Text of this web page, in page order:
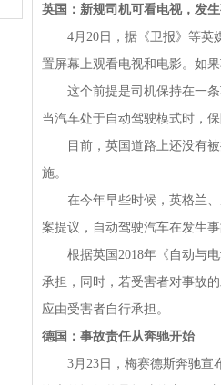
英国：新规司机可看电视，发
4月20日，据《卫报》等英媒
置屏幕上观看电视和电影。如
这个前提是司机保持在一条
当汽车处于自动驾驶模式时，
目前，英国道路上还没有被
施。
在今年早些时候，英格兰、
案提议，自动驾驶汽车在发生
根据英国2018年《自动与电
承担，同时，若受害者对事故
应由受害者自行承担。
德国：事故责任从奔驰开始
3月23日，梅赛德斯奔驰宣布